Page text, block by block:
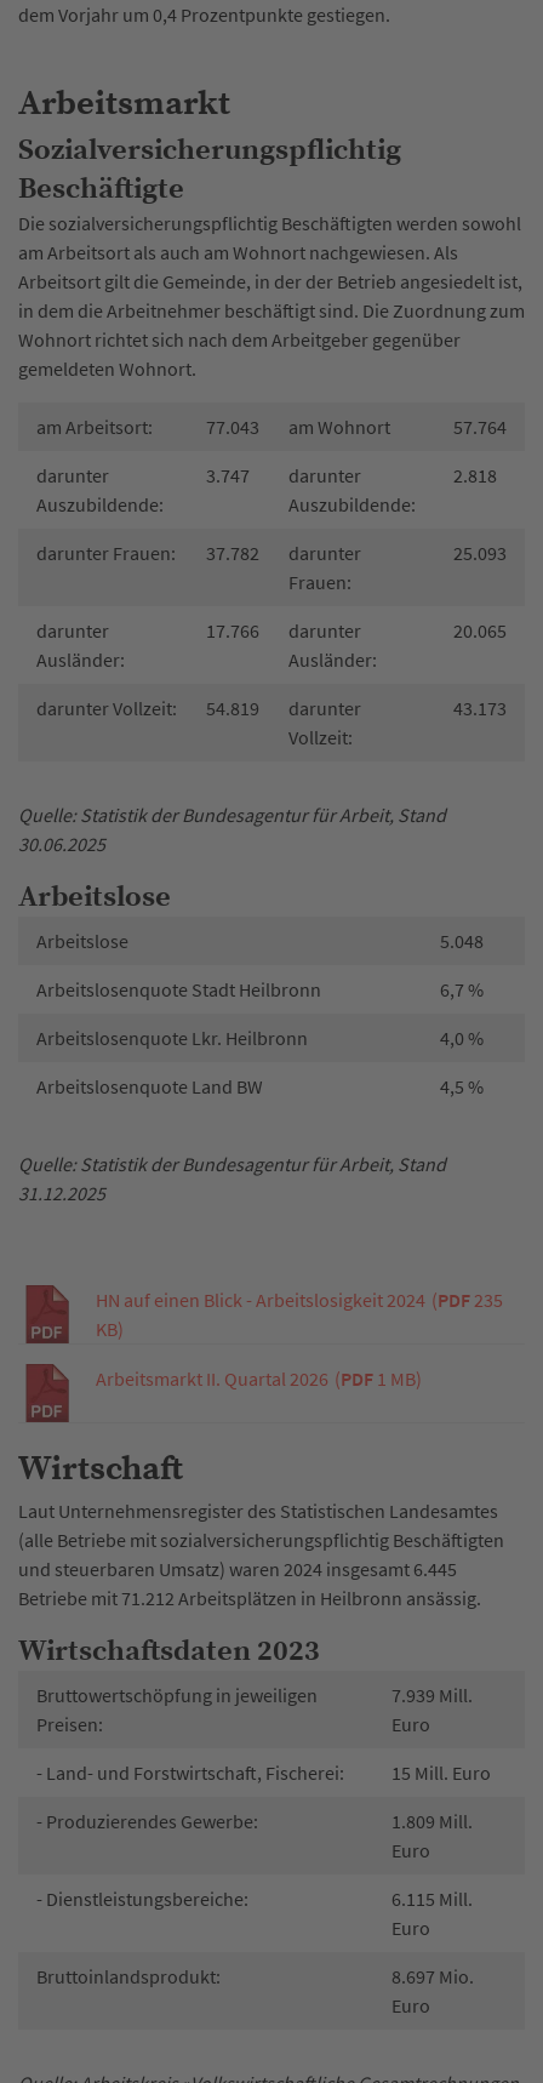
dem Vorjahr um 0,4 Prozentpunkte gestiegen.
Arbeitsmarkt
Sozialversicherungspflichtig
Beschäftigte
Die sozialversicherungspflichtig Beschäftigten werden sowohl
am Arbeitsort als auch am Wohnort nachgewiesen. Als
Arbeitsort gilt die Gemeinde, in der der Betrieb angesiedelt ist,
in dem die Arbeitnehmer beschäftigt sind. Die Zuordnung zum
Wohnort richtet sich nach dem Arbeitgeber gegenüber
gemeldeten Wohnort.
am Arbeitsort: 77.043 am Wohnort
57.764
darunter
Auszubildende:
3.747
darunter
Auszubildende:
2.818
darunter Frauen: 37.782
darunter
Frauen:
25.093
darunter
Ausländer:
17.766
darunter
Ausländer:
20.065
darunter Vollzeit: 54.819
darunter
Vollzeit:
43.173
Quelle: Statistik der Bundesagentur für Arbeit, Stand
30.06.2025
Arbeitslose
Arbeitslose
5.048
Arbeitslosenquote Stadt Heilbronn
6,7 %
Arbeitslosenquote Lkr. Heilbronn
4,0 %
Arbeitslosenquote Land BW
4,5 %
Quelle: Statistik der Bundesagentur für Arbeit, Stand
31.12.2025
HN auf einen Blick - Arbeitslosigkeit 2024 (PDF 235
KB)
Arbeitsmarkt II. Quartal 2026 (PDF 1 MB)
Wirtschaft
Laut Unternehmensregister des Statistischen Landesamtes
(alle Betriebe mit sozialversicherungspflichtig Beschäftigten
und steuerbaren Umsatz) waren 2024 insgesamt 6.445
Betriebe mit 71.212 Arbeitsplätzen in Heilbronn ansässig.
Wirtschaftsdaten 2023
Bruttowertschöpfung in jeweiligen
Preisen:
7.939 Mill.
Euro
- Land- und Forstwirtschaft, Fischerei:
15 Mill. Euro
- Produzierendes Gewerbe:
1.809 Mill.
Euro
- Dienstleistungsbereiche:
6.115 Mill.
Euro
Bruttoinlandsprodukt:
8.697 Mio.
Euro